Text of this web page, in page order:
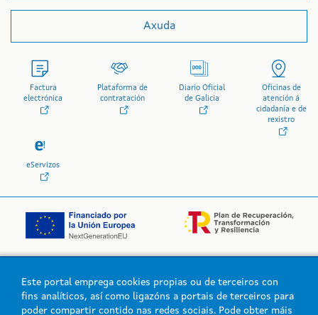
Axuda
Factura
electrónica
Plataforma de
contratación
Diario Oficial
de Galicia
Oficinas de
atención á
cidadanía e de
rexistro
eServizos
Logo da Xunta de Galicia
Este portal emprega cookies propias ou de terceiros con
fins analíticos, así como ligazóns a portais de terceiros para
poder compartir contido nas redes sociais. Pode obter máis